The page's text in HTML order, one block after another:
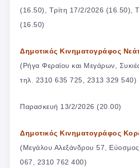
(16.50), Τρίτη 17/2/2026 (16.50),
(16.50)
Δημοτικός Κινηματογράφος
(Ρήγα Φεραίου και Μεγάρων,
τηλ. 2310 635 725, 2313 329 540)
Παρασκευή 13/2/2026 (20.00)
Δημοτικός Κινηματογράφος
(Μεγάλου Αλεξάνδρου 57,
067, 2310 762 400)